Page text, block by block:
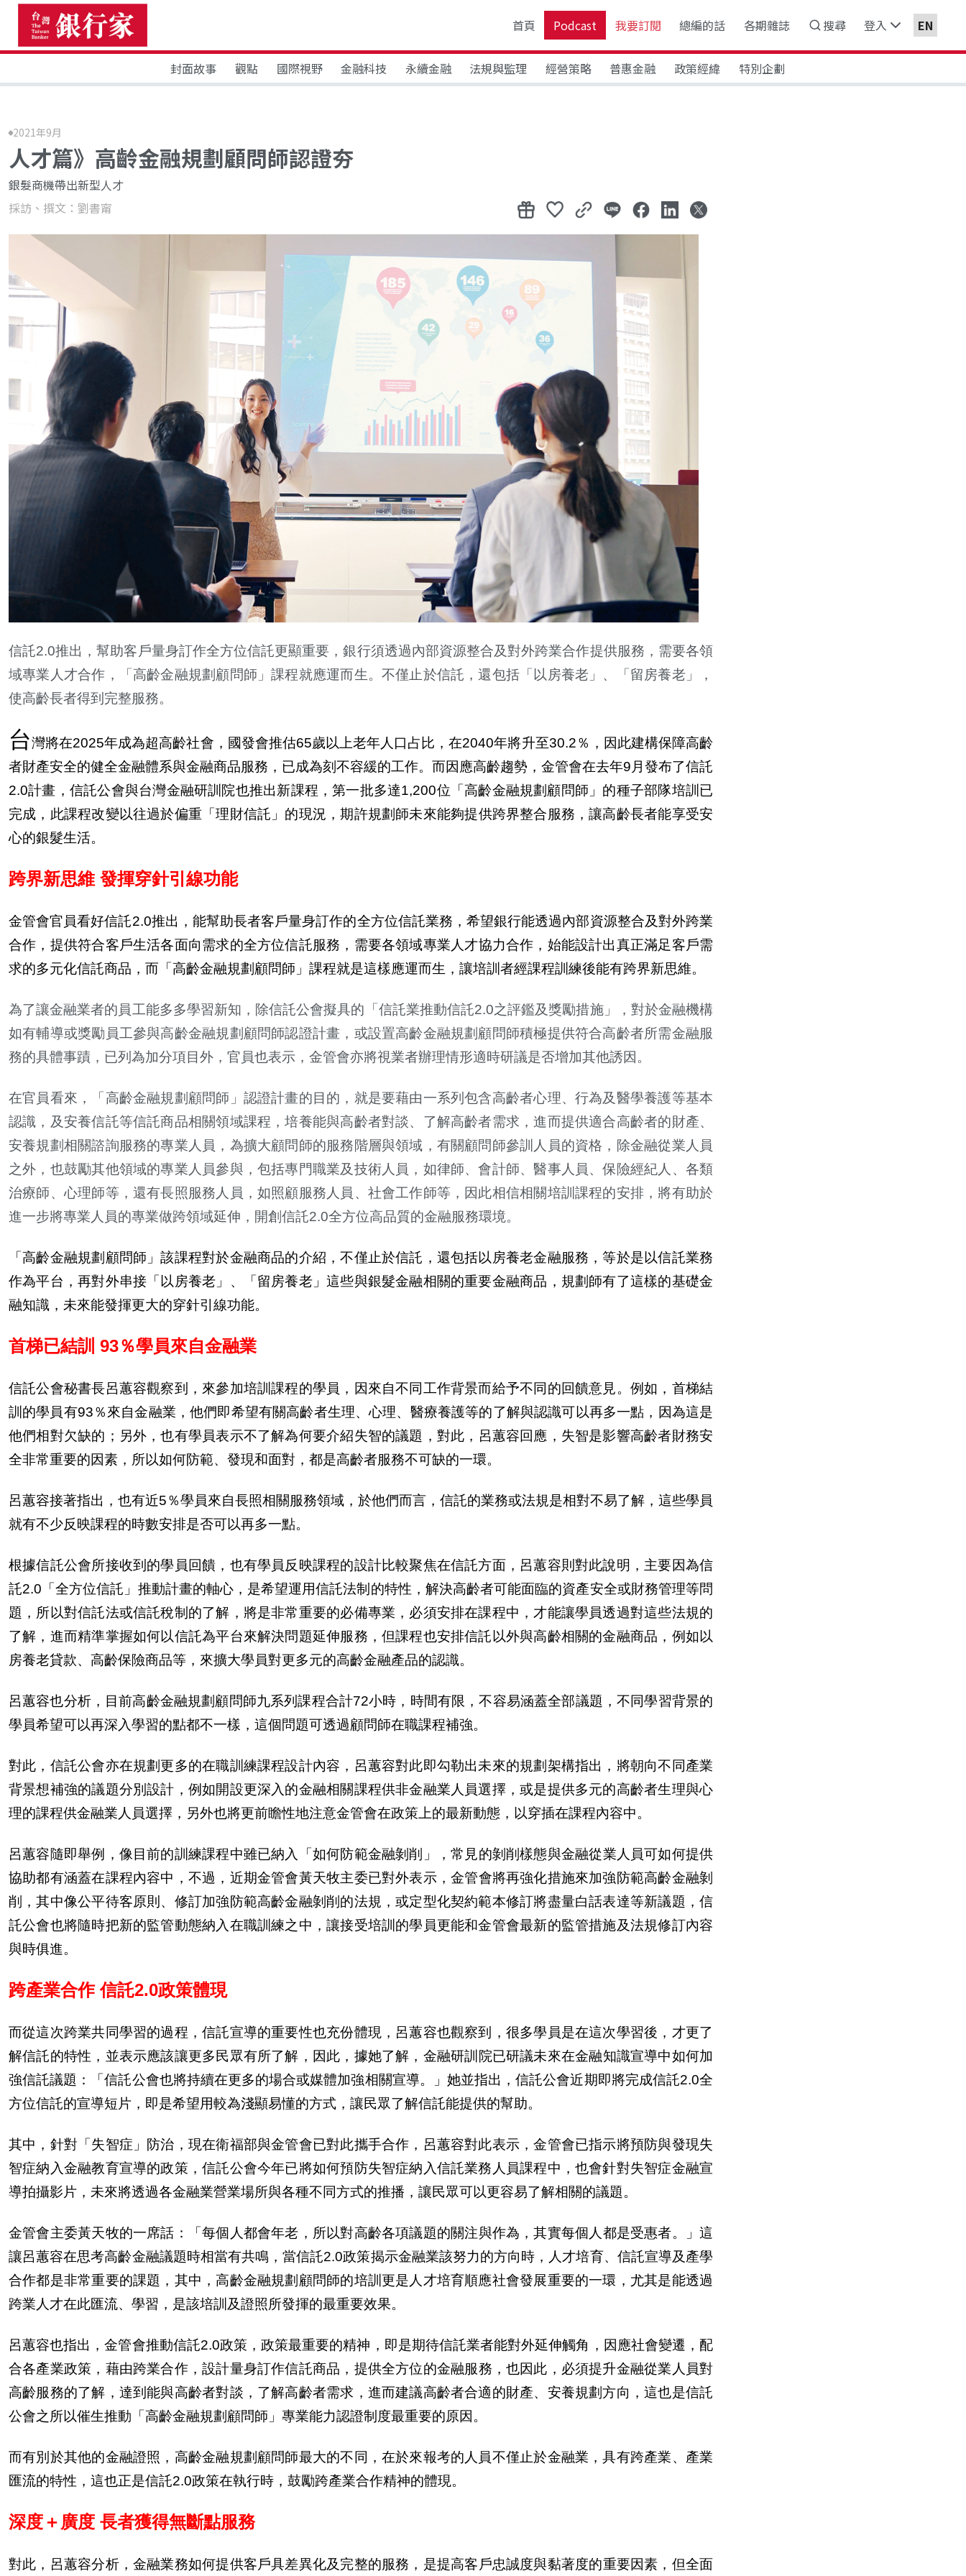
首頁 Podcast 我要訂閱 總編的話 各期雜誌 搜尋 登入 EN
封面故事 觀點 國際視野 金融科技 永續金融 法規與監理 經營策略 普惠金融 政策經緯 特別企劃
2021年9月
人才篇》高齡金融規劃顧問師認證夯
銀髮商機帶出新型人才
採訪、撰文：劉書甯
信託2.0推出，幫助客 戶量身訂作全方位信託更顯重要，銀行須透過內部資源整合及對外跨業合作提供服務，需要各領
域專業人才合作，「高齡金融規劃顧問師」課程就應運而生。不僅止於信託，還包括「以房養老」、「留房養老」，
使高齡長者得到完整服務。
台灣將在2025年成為超高齡社會，國發會推估65歲以上老年人口占比，在2040年將升至30.2％，因此建構保障高齡
者財產安全的健全金融體系與金融商品服務，已成為刻不容緩的工作。而因應高齡趨勢，金管會在去年9月發布了信託
2.0計畫，信託公會與台灣金融研訓院也推出新課程，第一批多達1,200位「高齡金融規劃顧問師」的種子部隊培訓已
完成，此課程改變以往過於偏重「理財信託」的現況，期許規劃師未來能夠提供跨界整合服務，讓高齡長者能享受安
心的銀髮生活。
跨界新思維 發揮穿針引線功能
金管會官員看好信託2.0推出，能幫助長者客戶量身訂作的全方位信託業務，希望銀行能透過內部資源整合及對外跨業
合作，提供符合客戶生活各面向需求的全方位信託服務，需要各領域專業人才協力合作，始能設計出真正滿足客戶需
求的多元化信託商品，而「高齡金融規劃顧問師」課程就是這樣應運而生，讓培訓者經課程訓練後能有跨界新思維。
為了讓金融業者的員工能多多學習新知，除信託公會擬具的「信託業推動信託2.0之評鑑及獎勵措施」，對於金融機構
如有輔導或獎勵員工參與高齡金融規劃顧問師認證計畫，或設置高齡金融規劃顧問師積極提供符合高齡者所需金融服
務的具體事蹟，已列為加分項目外，官員也表示，金管會亦將視業者辦理情形適時研議是否增加其他誘因。
在官員看來，「高齡金融規劃顧問師」認證計畫的目的，就是要藉由一系列包含高齡者心理、行為及醫學養護等基本
認識，及安養信託等信託商品相關領域課程，培養能與高齡者對談、了解高齡者需求，進而提供適合高齡者的財產、
安養規劃相關諮詢服務的專業人員，為擴大顧問師的服務階層與領域，有關顧問師參訓人員的資格，除金融從業人員
之外，也鼓勵其他領域的專業人員參與，包括專門職業及技術人員，如律師、會計師、醫事人員、保險經紀人、各類
治療師、心理師等，還有長照服務人員，如照顧服務人員、社會工作師等，因此相信相關培訓課程的安排，將有助於
進一步將專業人員的專業做跨領域延伸，開創信託2.0全方位高品質的金融服務環境。
「高齡金融規劃顧問師」該課程對於金融商品的介紹，不僅止於信託，還包括以房養老金融服務，等於是以信託業務
作為平台，再對外串接「以房養老」、「留房養老」這些與銀髮金融相關的重要金融商品，規劃師有了這樣的基礎金
融知識，未來能發揮更大的穿針引線功能。
首梯已結訓 93％學員來自金融業
信託公會秘書長呂蕙容觀察到，來參加培訓課程的學員，因來自不同工作背景而給予不同的回饋意見。例如，首梯結
訓的學員有93％來自金融業，他們即希望有關高齡者生理、心理、醫療養護等的了解與認識可以再多一點，因為這是
他們相對欠缺的； 另外，也有學員表示不了解為何要介紹失智的議題，對此，呂蕙容回應，失智是影響高齡者財務安
全非常重要的因素，所以如何防範、發現和面對，都是高齡者服務不可缺的一環。
呂蕙容接著指出，也有近5％學員來自長照相關服務領域，於他們而言，信託的業務或法規是相對不易了解，這些學員
就有不少反映課程的時數安排是否可以再多一點。
根據信託公會所接收到的學員回饋，也有學員反映課程的設計比較聚焦在信託方面，呂蕙容則對此說明，主要因為信
託2.0「全方位信託」推動計畫的軸心，是希望運用信託法制的特性，解決高齡者可能面臨的資產安全或財務管理等問
題，所以對信託法或信託稅制的了解，將是非常重要的必備專業，必須安排在課程中，才能讓學員透過對這些法規的
了解，進而精準掌握如何以信託為平台來解決問題延伸服務，但課程也安排信託以外與高齡相關的金融商品，例如以
房養老貸款、高齡保險商品等，來擴大學員對更多元的高齡金融產品的認識。
呂蕙容也分析，目前高齡金融規劃顧問師九系列課程合計72小時，時間有限，不容易涵蓋全部議題，不同學習背景的
學員希望可以再深入學習的點都不一樣，這個問題可透過顧問師在職課程補強。
對此，信託公會亦在規劃更多的在職訓練課程設計內容，呂蕙容對此即勾勒出未來的規劃架構指出，將朝向不同 產業
背景想補強的議題分別設計，例如開設更深入的金融相關課程供非金融業人員選擇，或是提供多元的高齡者生理與心
理的課程供金融業人員選擇， 另外也將更前瞻性地注意金管會在政策上的最新動態，以穿插在課程內容中。
呂蕙容隨即舉例，像目前的訓練課程中雖已納入「如何防範金融剝削」，常見的剝削樣態與金融從業人員可如何提供
協助都有涵蓋在課程內容中，不過，近期金管會黃天牧主委已對外表示，金管會將再強化措施來加強防範高齡金融剝
削，其中像公平待客原則、修訂加強防範高齡金融剝削的法規，或定型化契約範本修訂將盡量白話表達等新議題，信
託公會也將隨時把新的監管動態納入在職訓練之中，讓接受培訓的學員更能和金管會最新的監管措施及法規修訂內容
與時俱進。
跨產業合作 信託2.0政策體現
而從這次跨業共同學習的過程，信託宣導的重要性也充份體現，呂蕙容也觀察到，很多學員是在這次學習後，才更了
解信託的特性，並表示應該讓更多民眾有所了解，因此，據她了解，金融研訓院已研議未來在金融知識宣導中如何加
強信託議題：「信託公會也將持續在更多的場合或媒體加強相關宣導。」 她並指出，信託公會近期即將完成信託2.0全
方位信託的宣導短片，即是希望用較為淺顯易懂的方式，讓民眾了解信託能提供的幫助。
其中，針對「失智症」防治，現在衛福部與金管會已對此攜手合作，呂蕙容對此表示，金管會已指示將預防與發現失
智症納入金融教育宣導的政策，信託公會今年已將如何預防失智症納入信託業務人員課程中，也會針對失智症金融宣
導拍攝影片，未來將透過各金融業營業場所與各種不同方式的推播，讓民眾可以更容易了解相關的議題。
金管會主委黃天牧的一席話：「每個人都會年老，所以對高齡各項議題的關注與作為，其實每個人都是受惠者。」這
讓呂蕙容在思考高齡金融議題時相當有共鳴，當信託2.0政策揭示金融業該努力的方向時，人才培育、信託宣導及 產學
合作都是非常重要的課題，其中，高齡金融規劃顧問師的培訓更是人才培育順應社會發展重要的一環，尤其是能透過
跨業人才在此匯流、學習，是該培訓及證照所發揮的最重要效果。
呂蕙容也指出，金管會推動信託2.0政策，政策最重要的精神，即是期待信託業者能對外延伸觸角，因應社會變遷，配
合各產業政策，藉由跨業合作，設計量身訂作信託商品，提供全方位的金融服務，也因此，必須提升金融從業人員對
高齡服務的了解，達到能與高齡者對談，了解高齡者需求，進而建議高齡者合適的財產、安養規劃方向，這也是信託
公會之所以催生推動「高齡金融規劃顧問師」專業能力認證制度最重要的原因。
而有別於其他的金融證照，高齡金融規劃顧問師最大的不同，在於來報考的人員不僅止於金融業，具有跨產業、 產業
匯流的特性，這也正是信託2.0政策在執行時，鼓勵跨產業合作精神的體現。
深度＋廣度 長者獲得無斷點服務
對此，呂蕙容分析，金融業務如何提供客戶具差異化及完整的服務，是提高客 戶忠誠度與黏著度的重要因素，但全面